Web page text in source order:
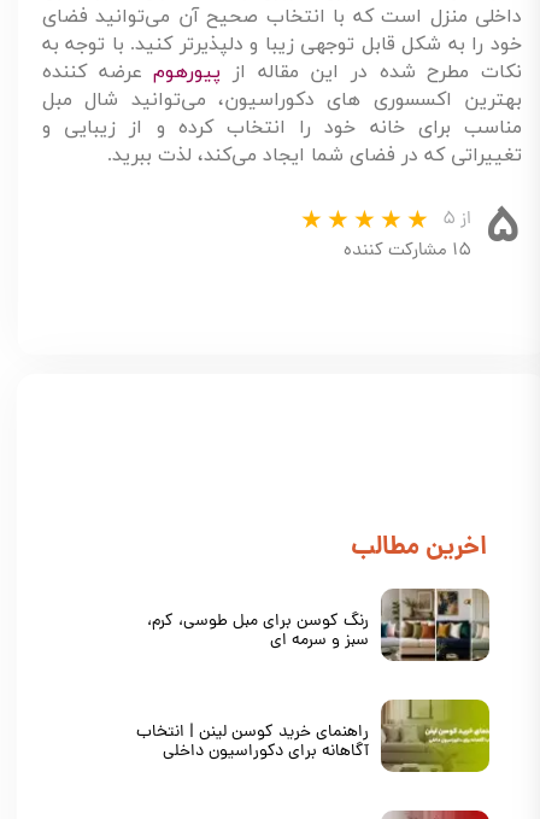
داخلی منزل است که با انتخاب صحیح آن می‌توانید فضای
خود را به شکل قابل توجهی زیبا و دلپذیرتر کنید. با توجه به
نکات مطرح شده در این مقاله از پیورهوم عرضه کننده
بهترین اکسسوری های دکوراسیون، می‌توانید شال مبل
مناسب برای خانه خود را انتخاب کرده و از زیبایی و
تغییراتی که در فضای شما ایجاد می‌کند، لذت ببرید.
۵ از ۵
۱۵ مشارکت کننده
​اخرین مطالب
رنگ کوسن برای مبل طوسی، کرم،
سبز و سرمه ای
راهنمای خرید کوسن لینن | انتخاب
آگاهانه برای دکوراسیون داخلی